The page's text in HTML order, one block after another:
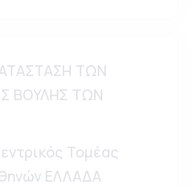
ΤΩΝ
ΒΟΥΛΗΣ ΤΩΝ
Τομέας
ΕΛΛΑΔΑ